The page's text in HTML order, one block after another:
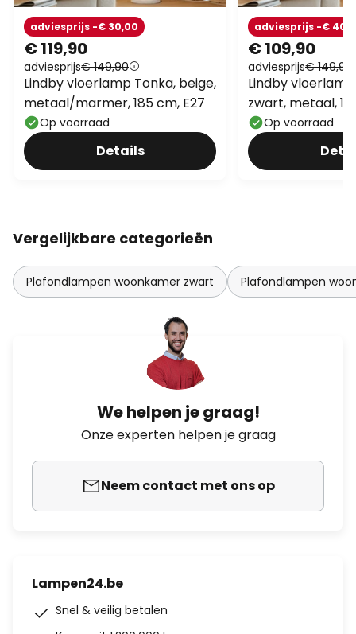
€ 119,90
adviesprijs€ 149,90
adviesprijs -€ 30,00
Lindby vloerlamp Tonka, beige,
metaal/marmer, 185 cm, E27
Op voorraad
Details
€ 109,90
adviesprijs€ 149,90
adviesprijs -€
Lindby
zwart, metaal,
Op voorraad
Vergelijkbare categorieën
Plafondlampen woonkamer zwart Plafondlampen
We helpen je graag!
Onze experten helpen je graag
Neem contact met ons op
Lampen24.be
Snel & veilig betalen